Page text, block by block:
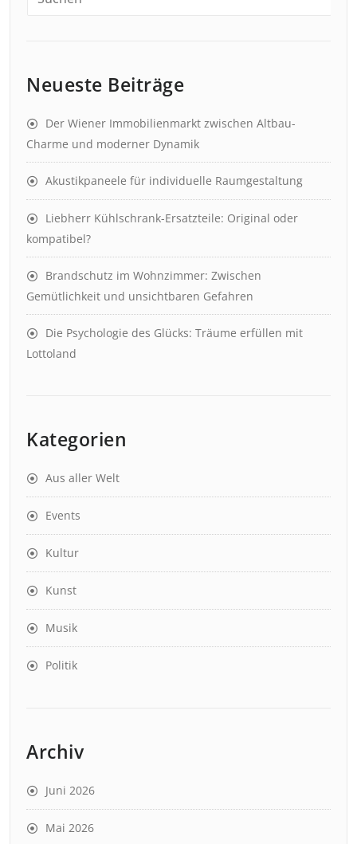
Neueste Beiträge
Der Wiener Immobilienmarkt zwischen Altbau-
Charme und moderner Dynamik
Akustikpaneele für individuelle Raumgestaltung
Liebherr Kühlschrank-Ersatzteile: Original oder
kompatibel?
Brandschutz im Wohnzimmer: Zwischen
Gemütlichkeit und unsichtbaren Gefahren
Die Psychologie des Glücks: Träume erfüllen mit
Lottoland
Kategorien
Aus aller Welt
Events
Kultur
Kunst
Musik
Politik
Archiv
Juni 2026
Mai 2026